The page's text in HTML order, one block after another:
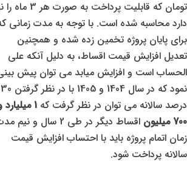
تومان که قابلیت پرداخت به صورت هر
دارد محاسبه شده است. با توجه به مدت زمانی
برای پایان پروژه تخمین زده شده و همچنین
تعدیل افزایش قیمت اقساط، به دلیل آنکه علی
الحساب است و افزایش میابد می توان پیش
نمود که در سال 1404 و 1405 با در نظر گرفتن 30
درصد سالانه می توان در نظر گرفت که
1 میلیارد
700 میلیون
اقساط دیگر در طی 2 سال و نیم
زمان اتمام پروژه باید با احتساب افزایش قیمت
سالانه پرداخت شود.